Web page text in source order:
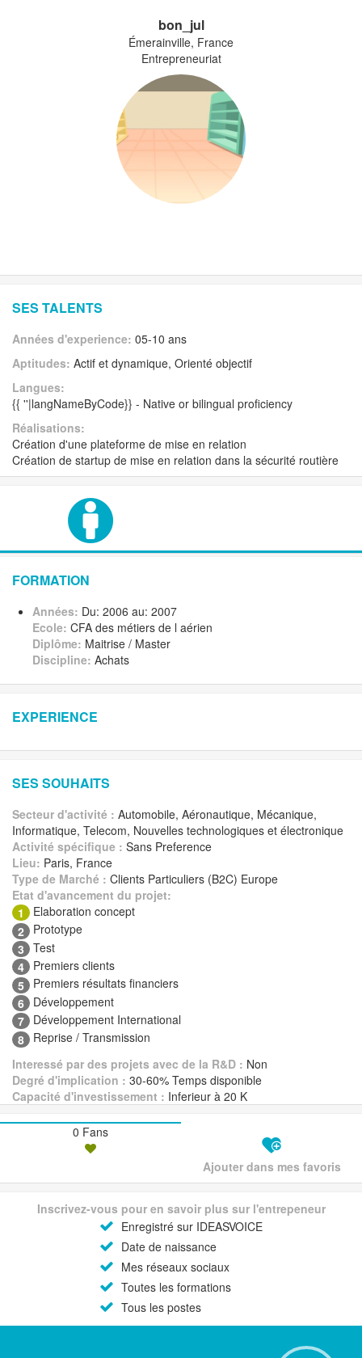
bon_jul
Émerainville, France
Entrepreneuriat
SES TALENTS
Années d'experience: 05-10 ans
Aptitudes: Actif et dynamique, Orienté objectif
Langues:
{{ ''|langNameByCode}} - Native or bilingual proficiency
Réalisations:
Création d'une plateforme de mise en relation
Création de startup de mise en relation dans la sécurité routière
FORMATION
Années: Du: 2006 au: 2007
Ecole: CFA des métiers de l aérien
Diplôme: Maitrise / Master
Discipline: Achats
EXPERIENCE
SES SOUHAITS
Secteur d'activité : Automobile, Aéronautique, Mécanique,
Informatique, Telecom, Nouvelles technologiques et électronique
Activité spécifique : Sans Preference
Lieu: Paris, France
Type de Marché : Clients Particuliers (B2C) Europe
Etat d'avancement du projet:
1
Elaboration concept
2
Prototype
3 Test
4 Premiers clients
5 Premiers résultats financiers
6 Développement
7 Développement International
8 Reprise / Transmission
Interessé par des projets avec de la R&D : Non
Degré d'implication : 30-60% Temps disponible
Capacité d'investissement : Inferieur à 20 K
0 Fans
Ajouter dans mes favoris
Inscrivez-vous pour en savoir plus sur l'entrepeneur
Enregistré sur IDEASVOICE
Date de naissance
Mes réseaux sociaux
Toutes les formations
Tous les postes